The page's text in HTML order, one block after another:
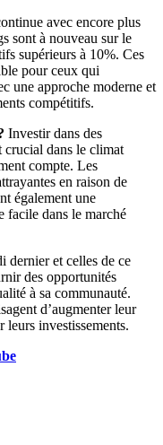
avec encore plus
sont à nouveau sur le
supérieurs à 10%. Ces
pour ceux qui
une approche moderne et
compétitifs.
Investir dans des
crucial dans le climat
compte. Les
en raison de
également une
facile dans le marché
dernier et celles de ce
des opportunités
à sa communauté.
d’augmenter leur
investissements.